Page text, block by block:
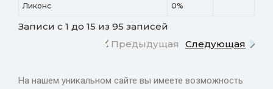
Ликонс 0%
Записи с 1 до 15 из 95 записей
Предыдущая
Следующая
На нашем уникальном сайте вы имеете возможность